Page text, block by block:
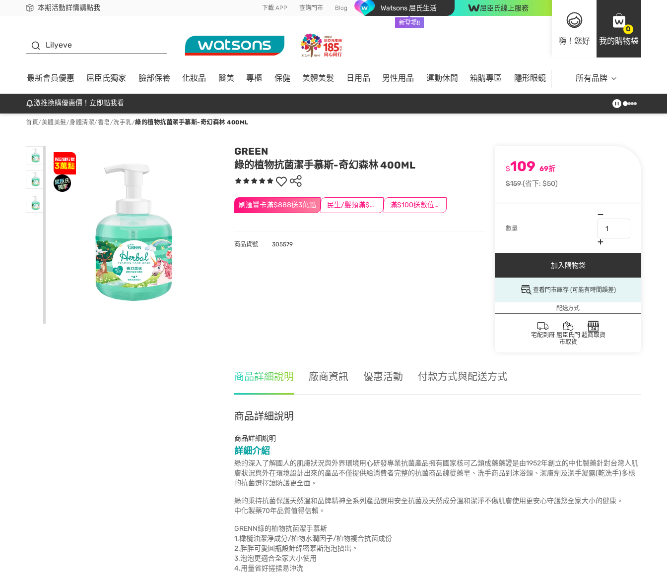
本期活動詳情請點我
下載app最高回饋$350 下載 APP 查詢門市 Blog Watsons 屈氏生活
新登場!!
屈臣氏線上服務
嗨！您好
0
我的購物袋
Lilyeve
最新會員優惠 屈臣氏獨家 臉部保養 化妝品 醫美 專櫃 保健 美體美髮 日用品 男性用品 運動休閒 箱購專區 隱形眼鏡 所有品牌
激推換購優惠價！立即點我看
首頁/美體美髮/身體清潔/香皂/洗手乳/綠的植物抗菌潔手慕斯-奇幻森林 400ML
GREEN
綠的植物抗菌潔手慕斯-奇幻森林 400ML
刷滙豐卡滿$888送3萬點 民生/髮類滿$388送舒潔冰巾 滿$100送數位印花
$109 69折
$159(省下: $50)
數量
加入購物袋
查看門市庫存 (可能有時間誤差)
配送方式
宅配到府 屈臣氏門
市取貨
超商取貨
商品貨號 305579
商品詳細說明 廠商資訊 優惠活動 付款方式與配送方式
商品詳細說明
商品詳細說明
詳細介紹
綠的深入了解國人的肌膚狀況與外界環境用心研發專業抗菌產品擁有國家核可乙類成藥藥證是由1952年創立的中化製藥針對台灣人肌
膚狀況與外在環境設計出來的產品不僅提供給消費者完整的抗菌商品線從藥皂、洗手商品到沐浴類、潔膚劑及潔手凝露(乾洗手)多樣
的抗菌選擇讓防護更全面。
綠的秉持抗菌保護天然溫和品牌精神全系列產品選用安全抗菌及天然成分溫和潔淨不傷肌膚使用更安心守護您全家大小的健康。
中化製藥70年品質值得信賴。
GRENN綠的植物抗菌潔手慕斯
1.橄欖油潔淨成分/植物水潤因子/植物複合抗菌成份
2.胖胖可愛圓瓶設計綿密慕斯泡泡擠出。
3.泡泡更適合全家大小使用
4.用量省好搓揉易沖洗